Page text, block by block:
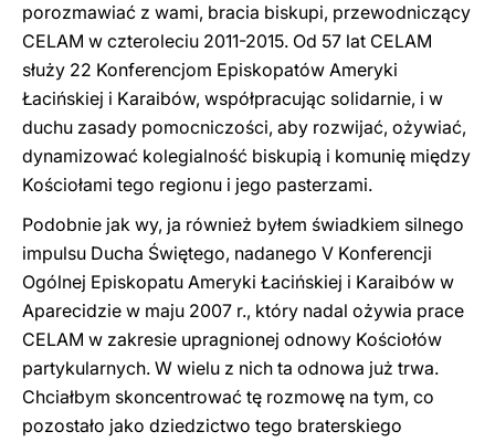
porozmawiać z wami, bracia biskupi, przewodniczący
CELAM w czteroleciu 2011-2015. Od 57 lat CELAM
służy 22 Konferencjom Episkopatów Ameryki
Łacińskiej i Karaibów, współpracując solidarnie, i w
duchu zasady pomocniczości, aby rozwijać, ożywiać,
dynamizować kolegialność biskupią i komunię między
Kościołami tego regionu i jego pasterzami.
Podobnie jak wy, ja również byłem świadkiem silnego
impulsu Ducha Świętego, nadanego V Konferencji
Ogólnej Episkopatu Ameryki Łacińskiej i Karaibów w
Aparecidzie w maju 2007 r., który nadal ożywia prace
CELAM w zakresie upragnionej odnowy Kościołów
partykularnych. W wielu z nich ta odnowa już trwa.
Chciałbym skoncentrować tę rozmowę na tym, co
pozostało jako dziedzictwo tego braterskiego